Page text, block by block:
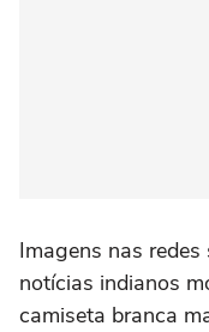
Imagens nas
notícias indianos
camiseta branca